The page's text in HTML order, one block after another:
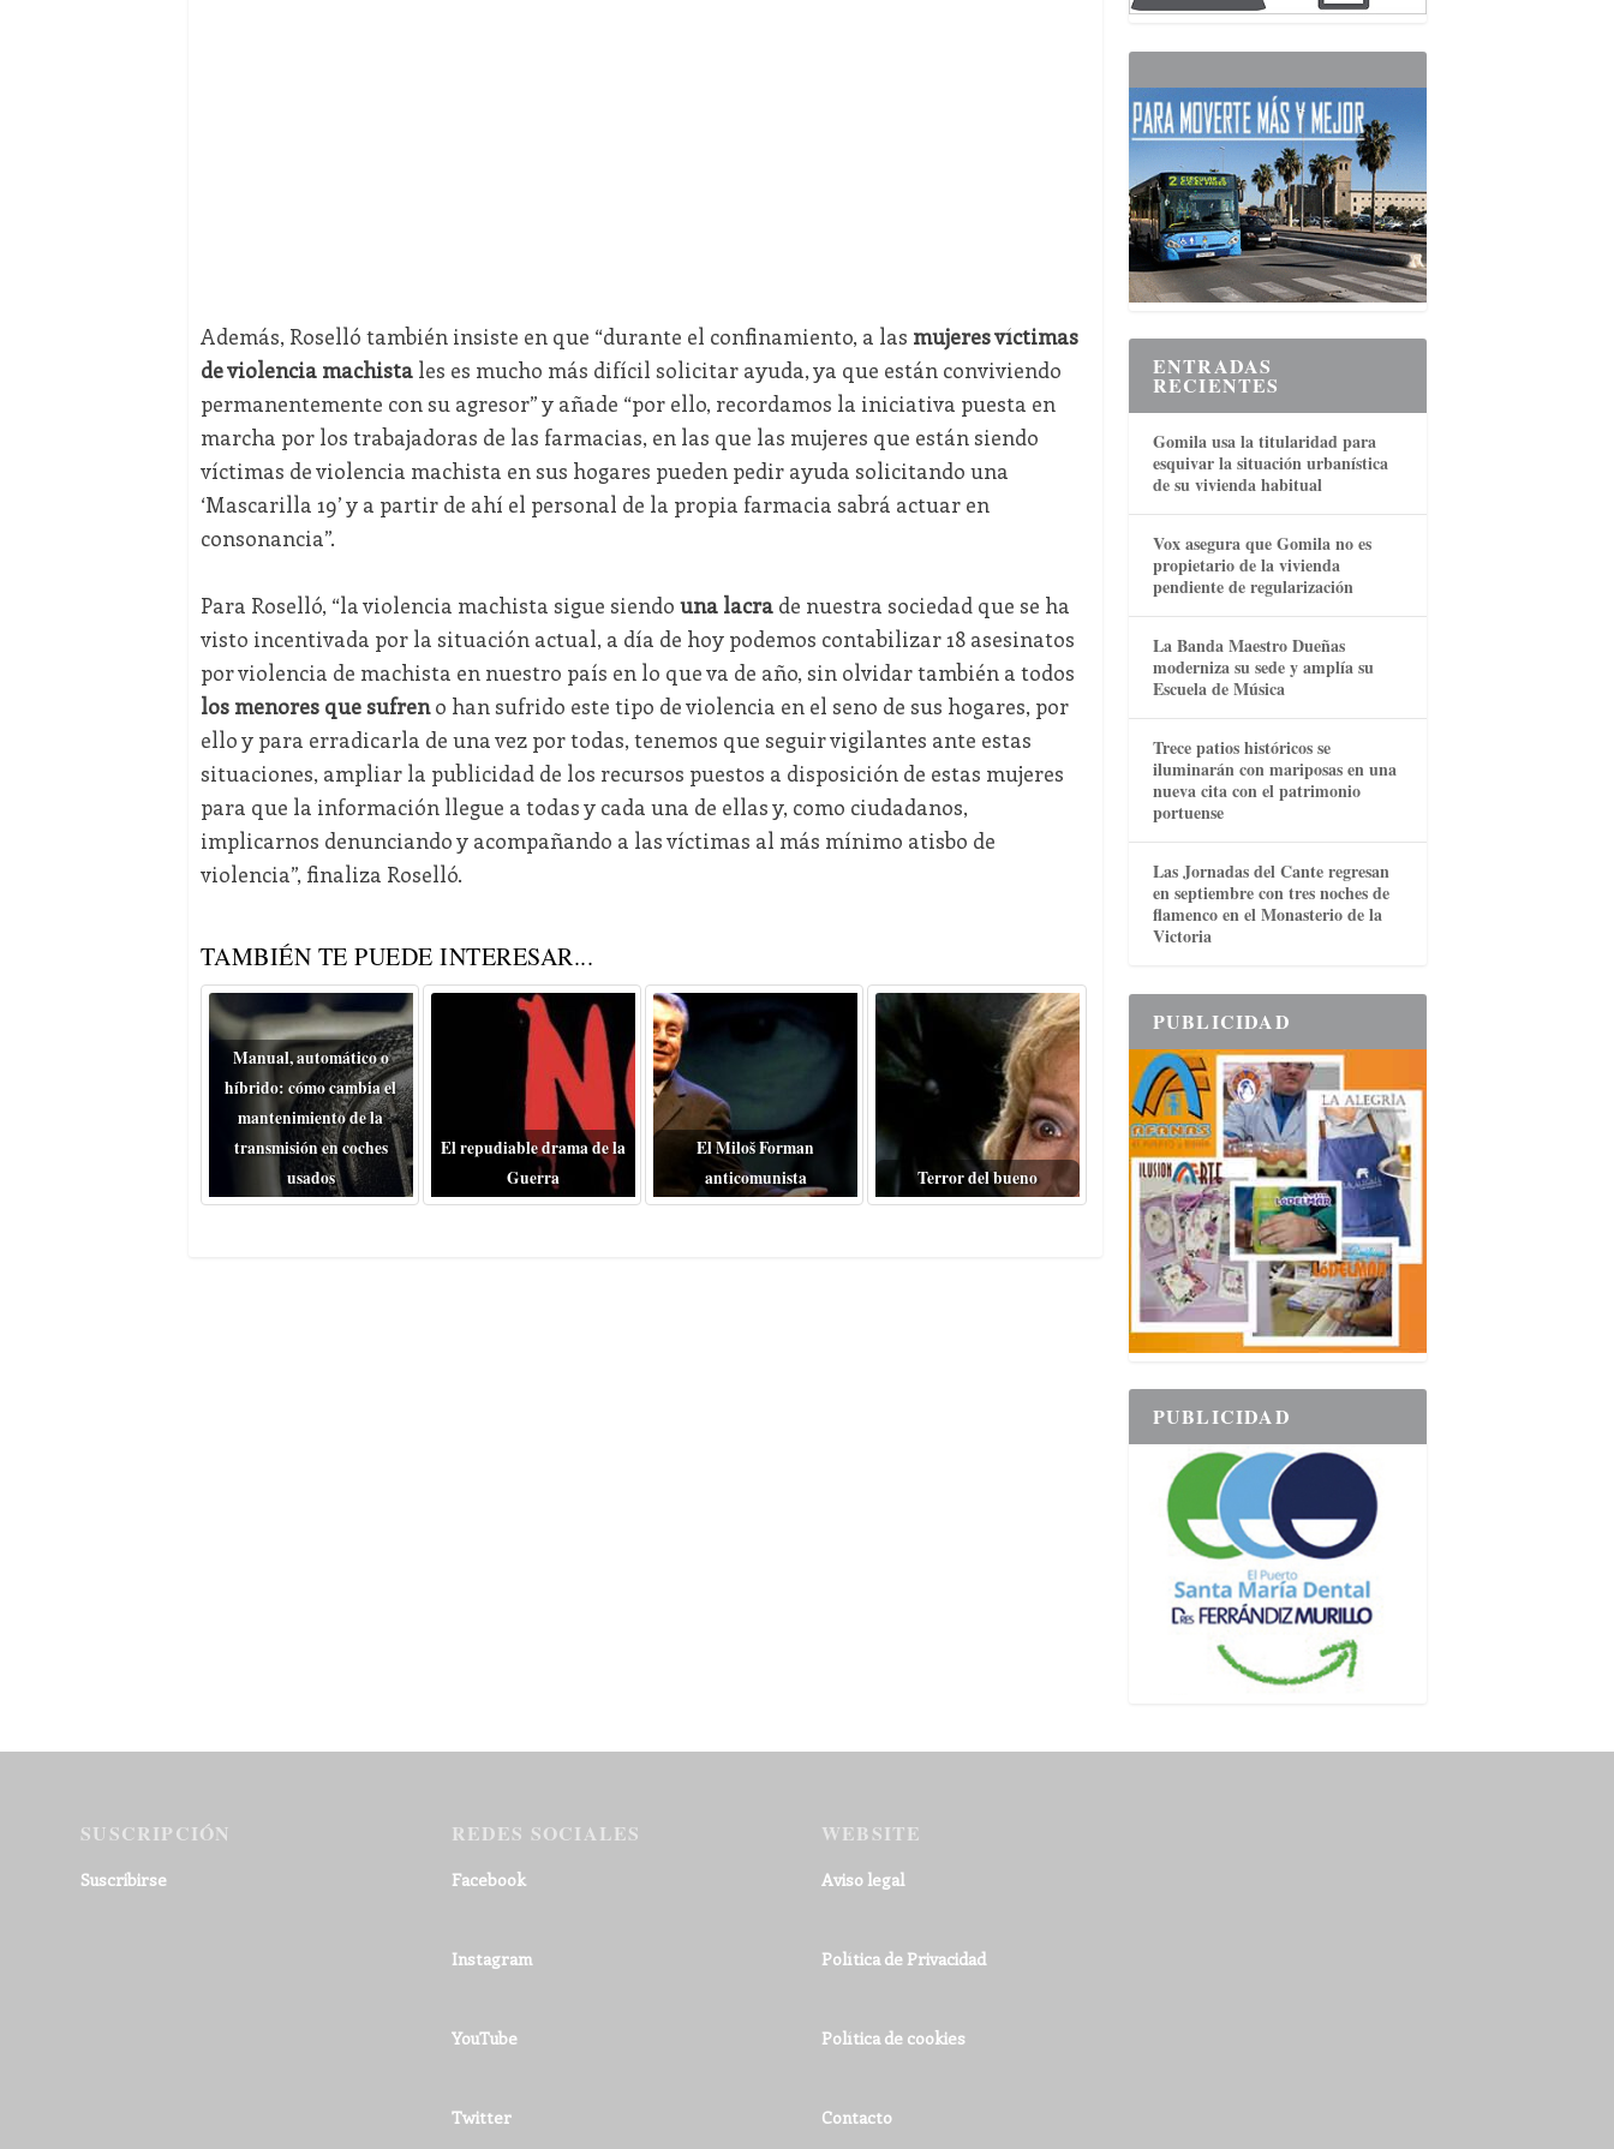
Además, Roselló también insiste en que “durante el confinamiento, a las mujeres víctimas
de violencia machistales es mucho más difícil solicitar ayuda, ya que están conviviendo
permanentemente con su agresor” y añade “por ello, recordamos la iniciativa puesta en
marcha por los trabajadoras de las farmacias, en las que las mujeres que están siendo
víctimas de violencia machista en sus hogares pueden pedir ayuda solicitando una
‘Mascarilla 19’ y a partir de ahí el personal de la propia farmacia sabrá actuar en
consonancia”.
Para Roselló, “la violencia machista sigue siendo una lacrade nuestra sociedad que se ha
visto incentivada por la situación actual, a día de hoy podemos contabilizar 18 asesinatos
por violencia de machista en nuestro país en lo que va de año, sin olvidar también a todos
los menores que sufreno han sufrido este tipo de violencia en el seno de sus hogares, por
ello y para erradicarla de una vez por todas, tenemos que seguir vigilantes ante estas
situaciones, ampliar la publicidad de los recursos puestos a disposición de estas mujeres
para que la información llegue a todas y cada una de ellas y, como ciudadanos,
implicarnos denunciando y acompañando a las víctimas al más mínimo atisbo de
violencia”, finaliza Roselló.
TAMBIÉN TE PUEDE INTERESAR...
Manual, automático o
híbrido: cómo cambia el
mantenimiento de la
transmisión en coches
usados
El repudiable drama de la
Guerra
El Miloš Forman
anticomunista
Terror del bueno
ENTRADAS
RECIENTES
Gomila usa la titularidad para
esquivar la situación urbanística
de su vivienda habitual
Vox asegura que Gomila no es
propietario de la vivienda
pendiente de regularización
La Banda Maestro Dueñas
moderniza su sede y amplía su
Escuela de Música
Trece patios históricos se
iluminarán con mariposas en una
nueva cita con el patrimonio
portuense
Las Jornadas del Cante regresan
en septiembre con tres noches de
flamenco en el Monasterio de la
Victoria
PUBLICIDAD
PUBLICIDAD
SUSCRIPCIÓN
Suscribirse
REDES SOCIALES
Facebook
Instagram
YouTube
Twitter
WEBSITE
Aviso legal
Política de Privacidad
Política de cookies
Contacto